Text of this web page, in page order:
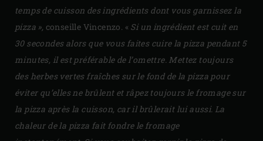
temps de cuisson des ingrédients dont vous garnissez la
pizza », conseille Vincenzo. « Si un ingrédient est cuit en
30 secondes alors que vous faites cuire la pizza pendant 5
minutes, il est préférable de l’omettre. Mettez toujours
des herbes vertes fraîches sur le fond de la pizza pour
éviter qu’elles ne brûlent et râpez toujours le fromage sur
la pizza après la cuisson, car il brûlerait lui aussi. La
chaleur de la pizza fait fondre le fromage